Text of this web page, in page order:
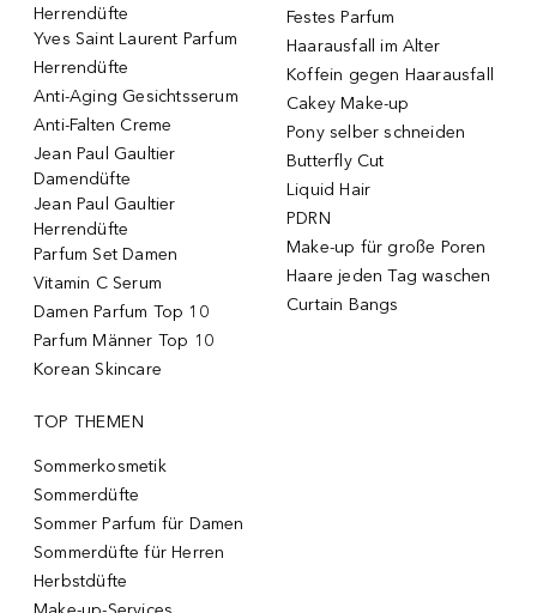
Herrendüfte
Yves Saint Laurent Parfum
Herrendüfte
Anti-Aging Gesichtsserum
Anti-Falten Creme
Jean Paul Gaultier
Damendüfte
Jean Paul Gaultier
Herrendüfte
Parfum Set Damen
Vitamin C Serum
Damen Parfum Top 10
Parfum Männer Top 10
Korean Skincare
Festes Parfum
Haarausfall im Alter
Koffein gegen Haarausfall
Cakey Make-up
Pony selber schneiden
Butterfly Cut
Liquid Hair
PDRN
Make-up für große Poren
Haare jeden Tag waschen
Curtain Bangs
TOP THEMEN
Sommerkosmetik
Sommerdüfte
Sommer Parfum für Damen
Sommerdüfte für Herren
Herbstdüfte